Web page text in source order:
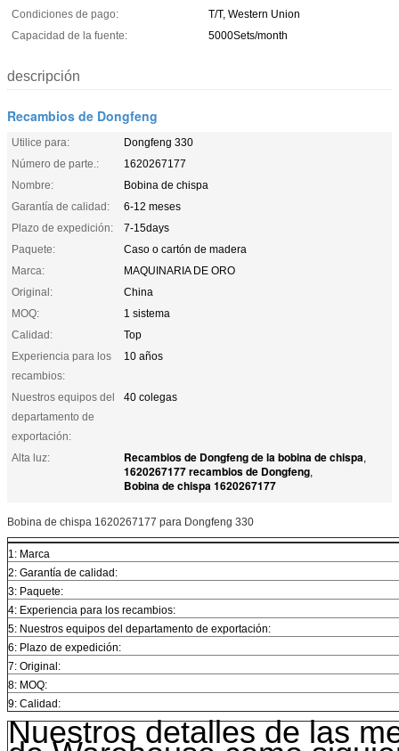
Condiciones de pago:
T/T, Western Union
Capacidad de la fuente:
5000Sets/month
descripción
Recambios de Dongfeng
Utilice para:
Dongfeng 330
Número de parte.:
1620267177
Nombre:
Bobina de chispa
Garantía de calidad:
6-12 meses
Plazo de expedición:
7-15days
Paquete:
Caso o cartón de madera
Marca:
MAQUINARIA DE ORO
Original:
China
MOQ:
1 sistema
Calidad:
Top
Experiencia para los
recambios:
10 años
Nuestros equipos del
departamento de
exportación:
40 colegas
Alta luz: Recambios de Dongfeng de la bobina de chispa,
1620267177 recambios de Dongfeng,
Bobina de chispa 1620267177
Bobina de chispa 1620267177 para Dongfeng 330
1: Marca
2: Garantía de calidad:
3: Paquete:
4: Experiencia para los recambios:
5: Nuestros equipos del departamento de exportación:
6: Plazo de expedición:
7: Original:
8: MOQ:
9: Calidad:
Nuestros detalles de las